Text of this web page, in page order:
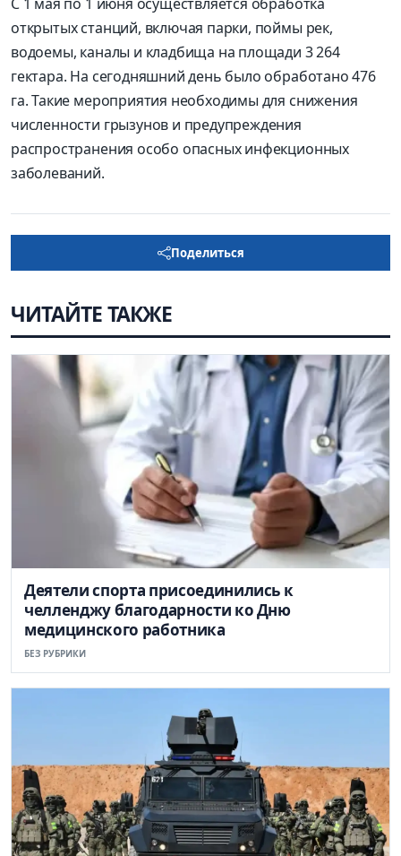
С 1 мая по 1 июня осуществляется обработка
открытых станций, включая парки, поймы рек,
водоемы, каналы и кладбища на площади 3 264
гектара. На сегодняшний день было обработано 476
га. Такие мероприятия необходимы для снижения
численности грызунов и предупреждения
распространения особо опасных инфекционных
заболеваний.
Поделиться
ЧИТАЙТЕ ТАКЖЕ
Деятели спорта присоединились к
челленджу благодарности ко Дню
медицинского работника
БЕЗ РУБРИКИ